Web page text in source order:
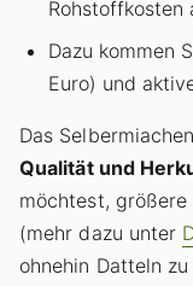
Rohstoffkosten
Dazu kommen
Euro) und
Das
Qualität und
möchtest, größere
(mehr dazu unter
ohnehin Datteln